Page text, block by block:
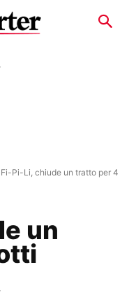
Fi-Pi-Li, chiude un tratto per 4
un